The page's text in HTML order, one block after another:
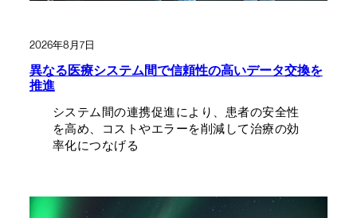
2026年8月7日
異なる医療システム間で信頼性の高いデータ交換を
推進
システム間の連携促進により、患者の安全性
を高め、コストやエラーを削減して治療の効
率化につなげる